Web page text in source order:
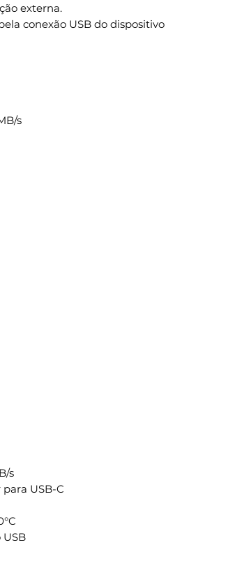
externa.
conexão USB do dispositivo
s
s
USB-C